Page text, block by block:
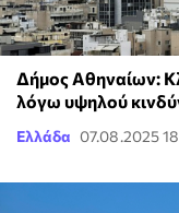
Δήμος Αθηναίων:
λόγω υψηλού
Ελλάδα 07.08.2025